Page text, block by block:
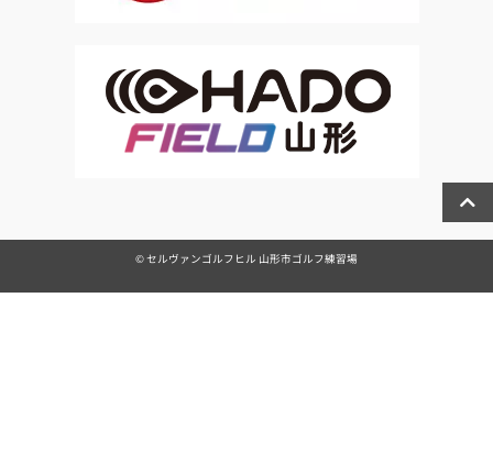
© セルヴァンゴルフヒル 山形市ゴルフ練習場